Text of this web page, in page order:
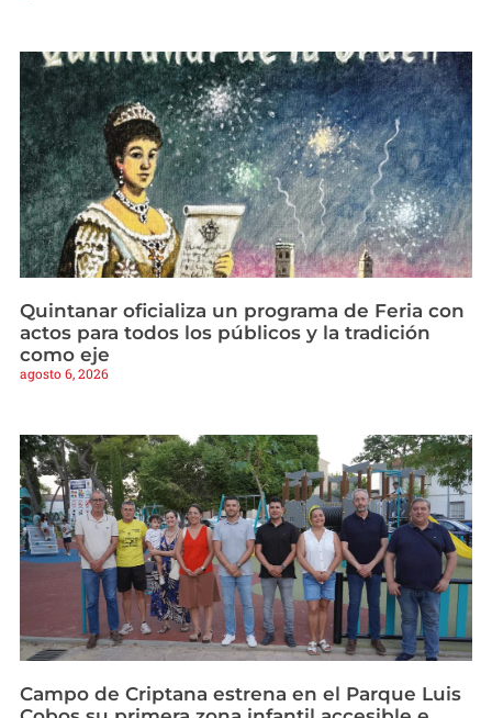
Quintanar oficializa un programa de Feria con
actos para todos los públicos y la tradición
como eje
agosto 6, 2026
Campo de Criptana estrena en el Parque Luis